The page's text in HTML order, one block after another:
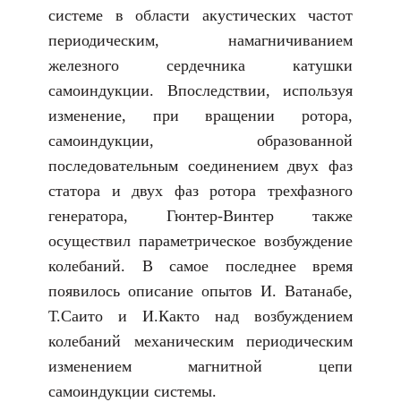
системе в области акустических частот
периодическим, намагничиванием
железного сердечника катушки
самоиндукции. Впоследствии, используя
изменение, при вращении ротора,
самоиндукции, образованной
последовательным соединением двух фаз
статора и двух фаз ротора трехфазного
генератора, Гюнтер-Винтер также
осуществил параметрическое возбуждение
колебаний. В самое последнее время
появилось описание опытов И. Ватанабе,
Т.Саито и И.Както над возбуждением
колебаний механическим периодическим
изменением магнитной цепи
самоиндукции системы.